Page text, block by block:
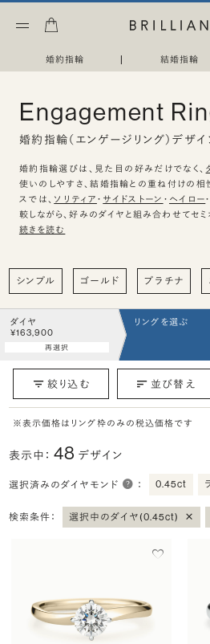
婚約指輪 | 結婚指輪
Engagement
婚約指輪（エンゲージリング）デザ
婚約指輪選びは、見た目の好みだけでなく、
使いのしやすさ、結婚指輪との重ね付けの相
スでは、 ソリティア ・ サイドストーン ・ ヘイロー・
較しながら、好みのダイヤと組み合わせてセミ
続きを読む
シンプル ゴールド プラチナ
ダイヤ
¥163,900
再選択
リングを選ぶ
絞り込む 並び替え
※表示価格はリング枠のみの税込価格です
表示中：48 デザイン
選択済みのダイヤモンド ： 0.45ct
検索条件： 選択中のダイヤ(0.45ct) ×